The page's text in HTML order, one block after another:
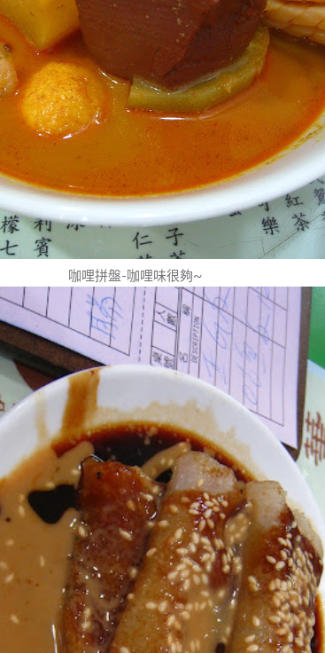
咖哩拼盤-咖哩味很夠~